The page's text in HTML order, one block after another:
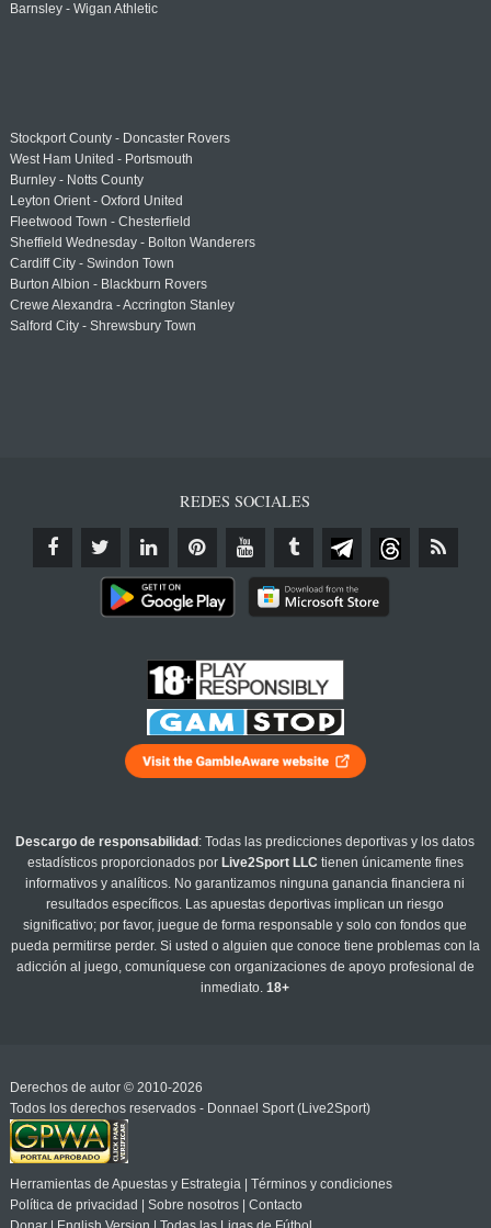
Barnsley - Wigan Athletic
Stockport County - Doncaster Rovers
West Ham United - Portsmouth
Burnley - Notts County
Leyton Orient - Oxford United
Fleetwood Town - Chesterfield
Sheffield Wednesday - Bolton Wanderers
Cardiff City - Swindon Town
Burton Albion - Blackburn Rovers
Crewe Alexandra - Accrington Stanley
Salford City - Shrewsbury Town
REDES SOCIALES
Descargo de responsabilidad : Todas las predicciones deportivas y los datos
estadísticos proporcionados por Live2Sport LLC tienen únicamente fines
informativos y analíticos. No garantizamos ninguna ganancia financiera ni
resultados específicos. Las apuestas deportivas implican un riesgo
significativo; por favor, juegue de forma responsable y solo con fondos que
pueda permitirse perder. Si usted o alguien que conoce tiene problemas con la
adicción al juego, comuníquese con organizaciones de apoyo profesional de
inmediato.18+
Derechos de autor © 2010-2026
Todos los derechos reservados - Donnael Sport (Live2Sport)
Herramientas de Apuestas y Estrategia| Términos y condiciones
Política de privacidad
Sobre nosotros| Contacto